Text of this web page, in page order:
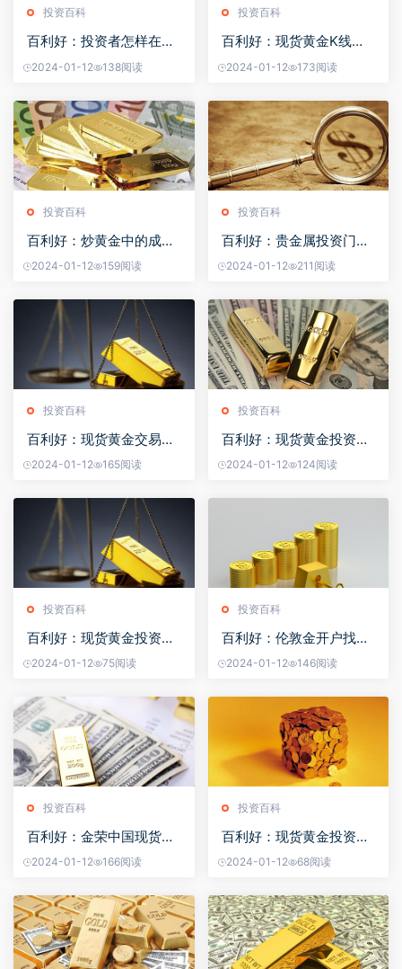
投资百科
百利好：投资者怎样在网
2024-01-12 138阅读
投资百科
百利好：现货黄金K线组
2024-01-12 173阅读
投资百科
百利好：炒黄金中的成交
2024-01-12 159阅读
投资百科
百利好：贵金属投资门槛
2024-01-12 211阅读
投资百科
百利好：现货黄金交易如
何设置止损
2024-01-12 165阅读
投资百科
百利好：现货黄金投资怎
么做？
2024-01-12 124阅读
投资百科
百利好：现货黄金投资日
均线的应用
2024-01-12 75阅读
投资百科
百利好：伦敦金开户找哪
家平台最好？
2024-01-12 146阅读
投资百科
百利好：金荣中国现货黄
金投资合法吗？
2024-01-12 166阅读
投资百科
百利好：现货黄金投资需
要做好哪些准备
2024-01-12 68阅读